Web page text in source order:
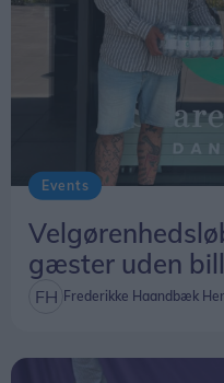
Der står også, at al
ansvar.
Events
gæster uden
Frederikke Haandbæk